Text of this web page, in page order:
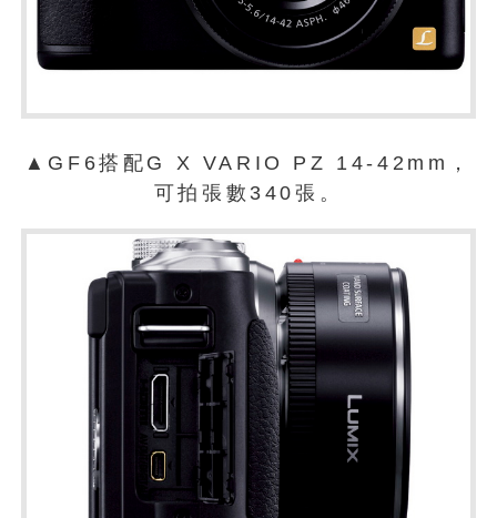
▲GF6搭配G X VARIO PZ 14-42mm，
可拍張數340張。